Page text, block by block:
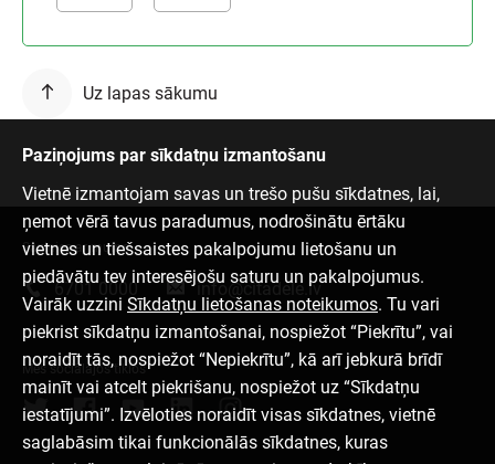
Uz lapas sākumu
Paziņojums par sīkdatņu izmantošanu
Vietnē izmantojam savas un trešo pušu sīkdatnes, lai,
ņemot vērā tavus paradumus, nodrošinātu ērtāku
vietnes un tiešsaistes pakalpojumu lietošanu un
piedāvātu tev interesējošu saturu un pakalpojumus.
Vairāk uzzini Sīkdatņu lietošanas noteikumos. Tu vari
piekrist sīkdatņu izmantošanai, nospiežot “Piekrītu”, vai
noraidīt tās, nospiežot “Nepiekrītu”, kā arī jebkurā brīdī
mainīt vai atcelt piekrišanu, nospiežot uz “Sīkdatņu
iestatījumi”. Izvēloties noraidīt visas sīkdatnes, vietnē
saglabāsim tikai funkcionālās sīkdatnes, kuras
Sazinies ar mums
6701 0000 info@citadele.lv
Mēs sociālajos tīklos